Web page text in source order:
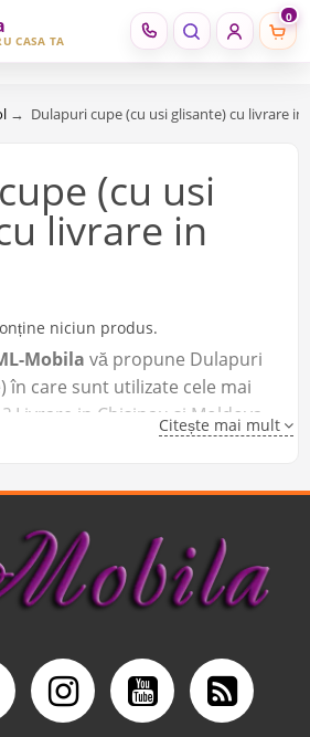
CASA TA
0
→ Dulapuri cupe (cu usi glisante) cu livrare
(cu usi
livrare in
niciun produs.
Mobila vă propune Dulapuri
în care sunt utilizate cele mai
Livrare in Chisinau si Moldova.
Citește mai mult